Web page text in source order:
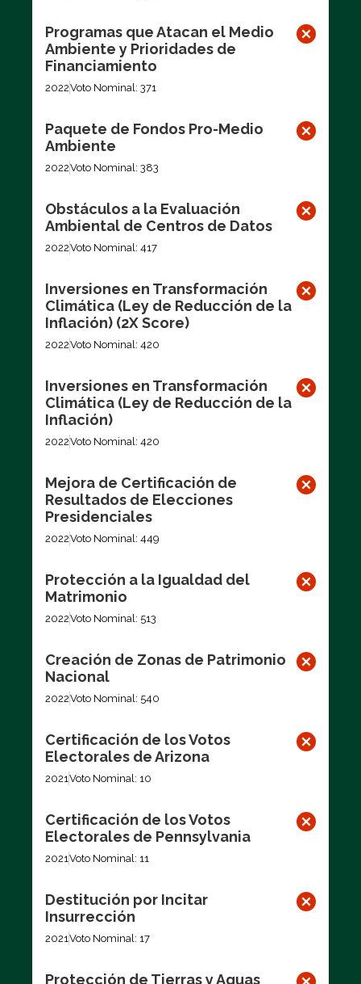
Programas que Atacan el Medio
Ambiente y Prioridades de
Financiamiento
2022Voto Nominal: 371
Paquete de Fondos Pro-Medio
Ambiente
2022Voto Nominal: 383
Obstáculos a la Evaluación
Ambiental de Centros de Datos
2022Voto Nominal: 417
Inversiones en Transformación
Climática (Ley de Reducción de la
Inflación) (2X Score)
2022Voto Nominal: 420
Inversiones en Transformación
Climática (Ley de Reducción de la
Inflación)
2022Voto Nominal: 420
Mejora de Certificación de
Resultados de Elecciones
Presidenciales
2022Voto Nominal: 449
Protección a la Igualdad del
Matrimonio
2022Voto Nominal: 513
Creación de Zonas de Patrimonio
Nacional
2022Voto Nominal: 540
Certificación de los Votos
Electorales de Arizona
2021Voto Nominal: 10
Certificación de los Votos
Electorales de Pennsylvania
2021Voto Nominal: 11
Destitución por Incitar
Insurrección
2021Voto Nominal: 17
Protección de Tierras y Aguas